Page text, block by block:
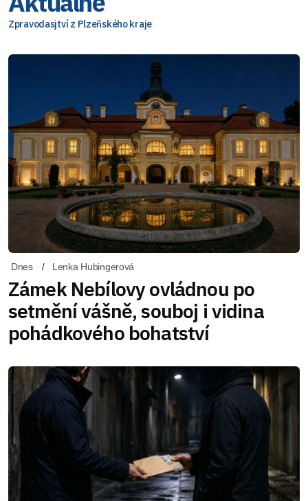
Zpravodasjtví z Plzeňského kraje
Dnes Lenka Hubingerová
Zámek Nebílovy ovládnou po
setmění vášně, souboj i vidina
pohádkového bohatství